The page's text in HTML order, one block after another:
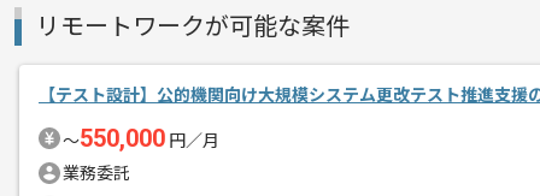
リモートワークが可能な案件
【テスト設計】公的機関向け大規模システム更改テスト推進支援
〜550,000 円／月
業務委託